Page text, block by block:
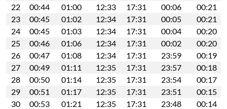
22
00:44 01:00 12:33 17:31 00:06
00:21
23
00:45 01:02 12:34 17:31 00:05
00:21
24
00:45 01:03 12:34 17:31 00:04
00:20
25
00:46 01:06 12:34 17:31 00:02
00:20
26
00:47 01:08 12:34 17:31 23:59
00:19
27
00:49 01:11 12:35 17:31 23:57
00:18
28
00:50 01:14 12:35 17:31 23:54
00:17
29
00:51 01:17 12:35 17:31 23:51
00:15
30
00:53 01:21 12:35 17:31 23:48 00:14